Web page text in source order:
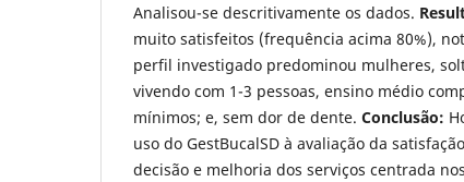
Analisou-se descritivamente os dados.
muito satisfeitos (frequência acima 80%),
perfil investigado predominou mulheres,
vivendo com 1-3 pessoas, ensino médio
mínimos; e, sem dor de dente. Conclusão:
uso do GestBucalSD à avaliação da
decisão e melhoria dos serviços centrada